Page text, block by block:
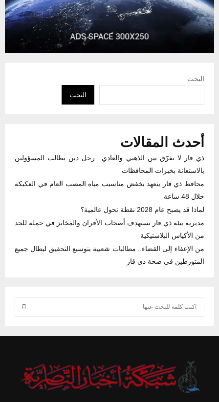
البحث
البحث
أحدث المقالات
ذي قار لا تفرّق بين الذهبي والعادي.. رجل دين يطالب المسؤولين
بالاستعانة بخبرات المحافظات
محافظ ذي قار يتعهد بخفض مناسيب مياه المصب العام في العكيكة
خلال 48 ساعة
لماذا قد يصبح عام 2028 نقطة تحول عالمية؟
مديرية بيئة ذي قار تستهدف أصحاب الأفران والمخابز في حملة للحد
من الأكياس البلاستيكية
من الإعفاء إلى القضاء.. مطالبات شعبية بتوسيع التحقيق ليطال جميع
المتورطين في صحة ذي قار
e
R